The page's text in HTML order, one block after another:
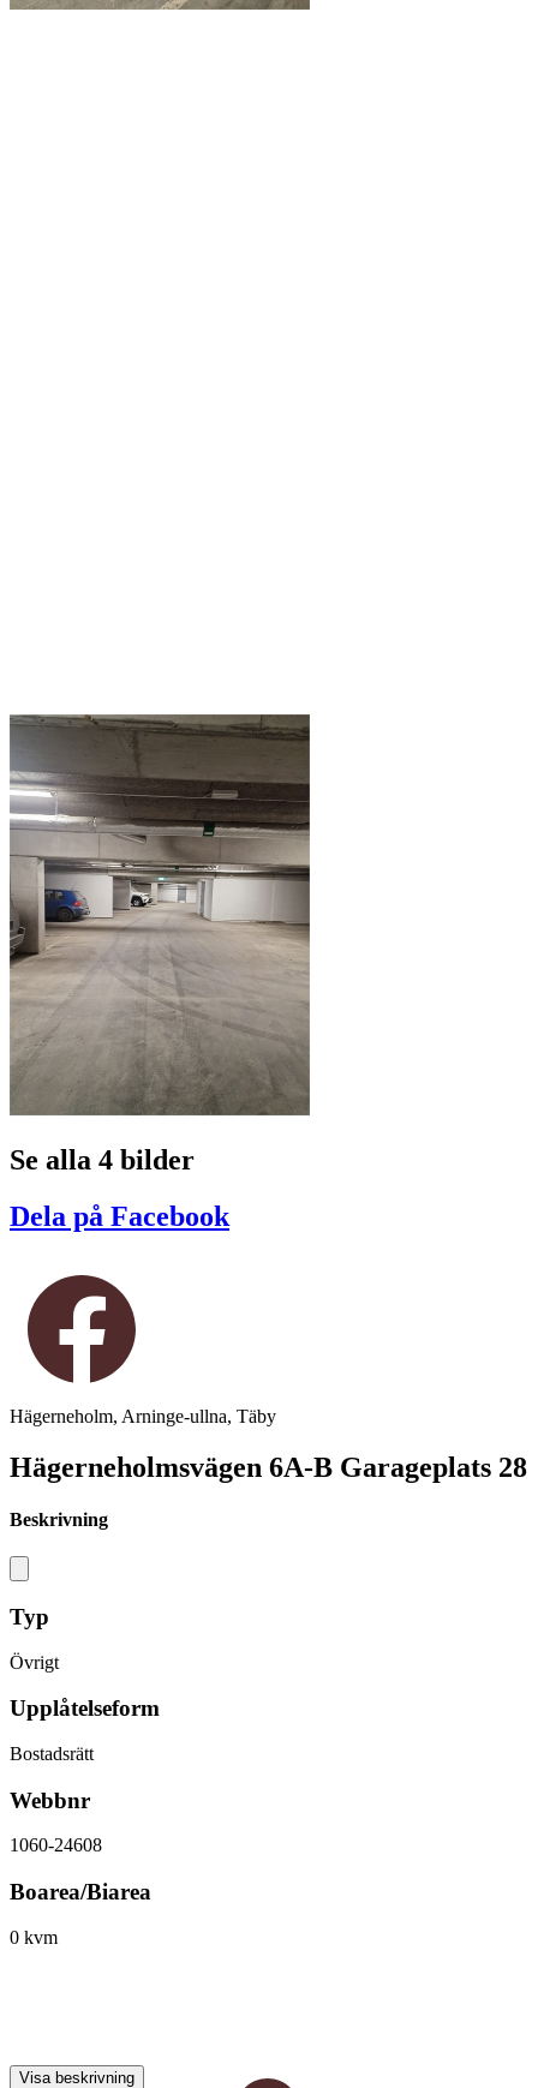
Se alla 4 bilder
Dela på Facebook
Hägerneholm, Arninge-ullna, Täby
Hägerneholmsvägen 6A-B Garageplats 28
Beskrivning
Typ
Övrigt
Upplåtelseform
Bostadsrätt
Webbnr
1060-24608
Boarea/Biarea
0 kvm
Visa beskrivning